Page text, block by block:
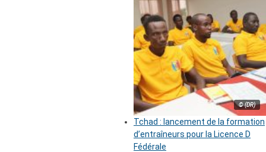
© (DR)
Tchad : lancement de la formation
d’entraîneurs pour la Licence D
Fédérale